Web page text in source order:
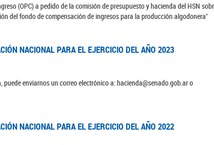
(OPC) a pedido de la comisión de presupuesto y hacienda del HSN
del fondo de compensación de ingresos para la producción algodonera"
NACIONAL PARA EL EJERCICIO DEL AÑO 2023
enviarnos un correo electrónico a: hacienda@senado.gob.ar o
NACIONAL PARA EL EJERCICIO DEL AÑO 2022